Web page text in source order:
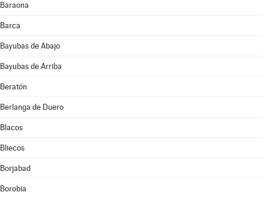
Baraona
Barca
Bayubas de Abajo
Bayubas de Arriba
Beratón
Berlanga de Duero
Blacos
Bliecos
Borjabad
Borobia